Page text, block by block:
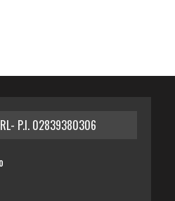
P.I. 02839380306